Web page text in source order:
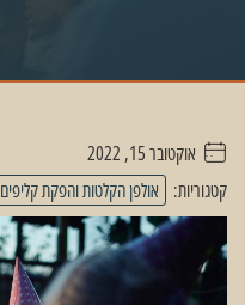
. . . . .אוקטובר 15, 2022
קטגוריות:
אולפן הקלטות והפקת קליפים